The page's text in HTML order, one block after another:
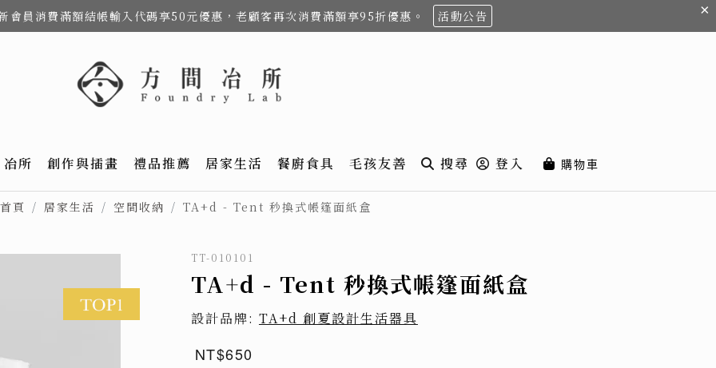
×
會員消費滿額結帳輸入代碼享50元優惠，老顧客再次消費滿額享95折優惠。 活動公告
冶所 創作與插畫 禮品推薦 居家生活 餐廚食具 毛孩友善 搜尋 登入 購物車
首頁 居家生活 空間收納 TA+d - Tent 秒換式帳篷面紙盒
TT-010101
TA+d - Tent 秒換式帳篷面紙盒
設計品牌: TA+d 創夏設計生活器具
NT$650